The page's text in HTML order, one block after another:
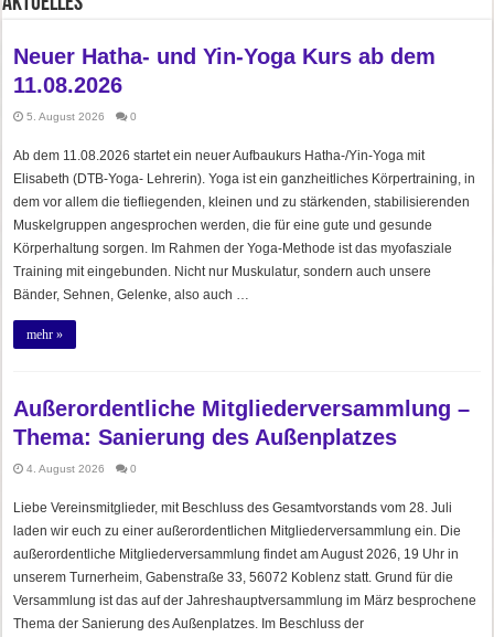
Neuer Hatha- und Yin-Yoga Kurs ab dem
11.08.2026
5. August 2026 0
Ab dem 11.08.2026 startet ein neuer Aufbaukurs Hatha-/Yin-Yoga mit
Elisabeth (DTB-Yoga- Lehrerin). Yoga ist ein ganzheitliches Körpertraining, in
dem vor allem die tiefliegenden, kleinen und zu stärkenden, stabilisierenden
Muskelgruppen angesprochen werden, die für eine gute und gesunde
Körperhaltung sorgen. Im Rahmen der Yoga-Methode ist das myofasziale
Training mit eingebunden. Nicht nur Muskulatur, sondern auch unsere
Bänder, Sehnen, Gelenke, also auch …
mehr »
Außerordentliche Mitgliederversammlung –
Thema: Sanierung des Außenplatzes
4. August 2026 0
Liebe Vereinsmitglieder, mit Beschluss des Gesamtvorstands vom 28. Juli
laden wir euch zu einer außerordentlichen Mitgliederversammlung ein. Die
außerordentliche Mitgliederversammlung findet am August 2026, 19 Uhr in
unserem Turnerheim, Gabenstraße 33, 56072 Koblenz statt. Grund für die
Versammlung ist das auf der Jahreshauptversammlung im März besprochene
Thema der Sanierung des Außenplatzes. Im Beschluss der